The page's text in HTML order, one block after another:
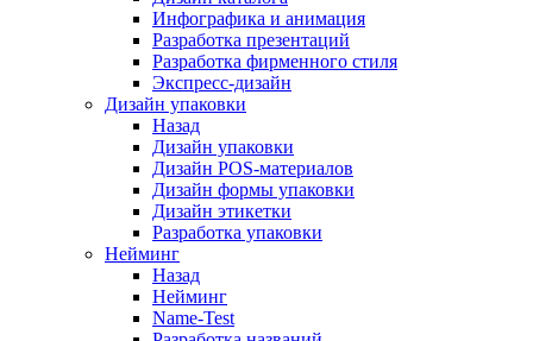
Инфографика и анимация
Разработка презентаций
Разработка фирменного стиля
Экспресс-дизайн
Дизайн упаковки
Назад
Дизайн упаковки
Дизайн POS-материалов
Дизайн формы упаковки
Дизайн этикетки
Разработка упаковки
Нейминг
Назад
Нейминг
Name-Test